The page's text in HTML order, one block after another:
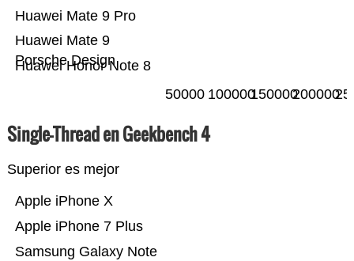
Huawei Honor Note 8
Huawei Mate 9
Porsche Design
Huawei Mate 9 Pro
50000 100000150000200000
Single-Thread en Geekbench 4
Superior es mejor
Samsung Galaxy Note
Apple iPhone 7 Plus
Apple iPhone X